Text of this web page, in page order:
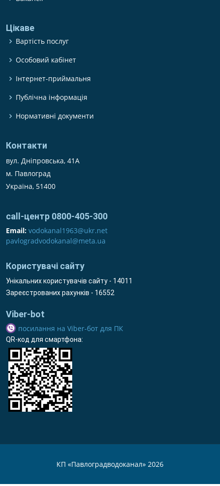
Цікаве
Вартість послуг
Особовий кабінет
Інтернет-приймальня
Публічна інформація
Нормативні документи
Контакти
вул. Дніпровська, 41А
м. Павлоград
Україна, 51400
call-центр 0800-405-300
Email: vodokanal1963@ukr.net
pavlogradvodokanal@meta.ua
Користувачі сайту
Унікальних користувачів сайту - 14011
Зареєстрованих рахунків - 16552
Viber-bot
посилання на Viber-бот для ПК
QR-код для смартфона:
КП «Павлоградводоканал» 2026